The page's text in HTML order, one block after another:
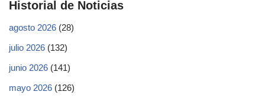
Historial de Noticias
agosto 2026 (28)
julio 2026 (132)
junio 2026 (141)
mayo 2026 (126)